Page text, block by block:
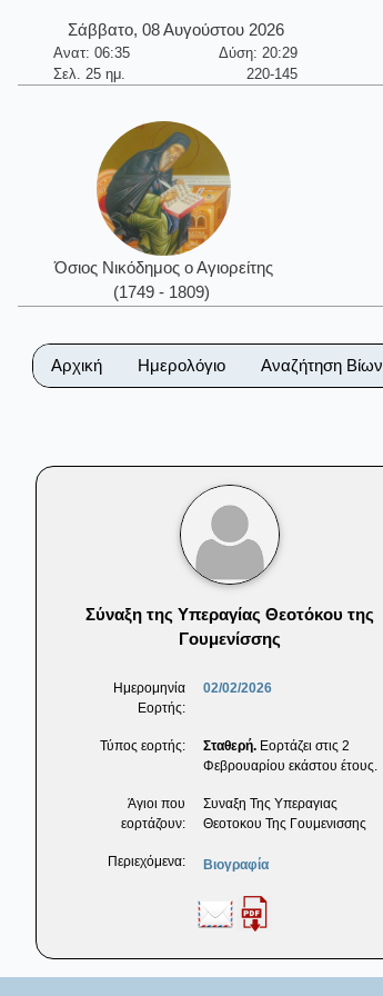
Σάββατο, 08 Αυγούστου 2026
Ανατ: 06:35
Δύση: 20:29
Σελ. 25 ημ.
220-145
Όσιος Νικόδημος ο Αγιορείτης
(1749 - 1809)
Αρχική Ημερολόγιο Αναζήτηση Βίων
Σύναξη της Υπεραγίας Θεοτόκου της
Γουμενίσσης
Ημερομηνία
Εορτής:
02/02/2026
Τύπος εορτής: Σταθερή. Εορτάζει στις 2
Φεβρουαρίου εκάστου έτους.
Άγιοι που
εορτάζουν:
Συναξη Της Υπεραγιας
Θεοτοκου Της Γουμενισσης
Περιεχόμενα: Βιογραφία